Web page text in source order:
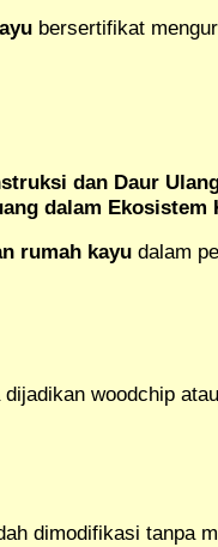
bersertifikat
dan Daur
dalam Ekosistem
rumah kayu dalam
dijadikan woodchip
dimodifikasi tanpa